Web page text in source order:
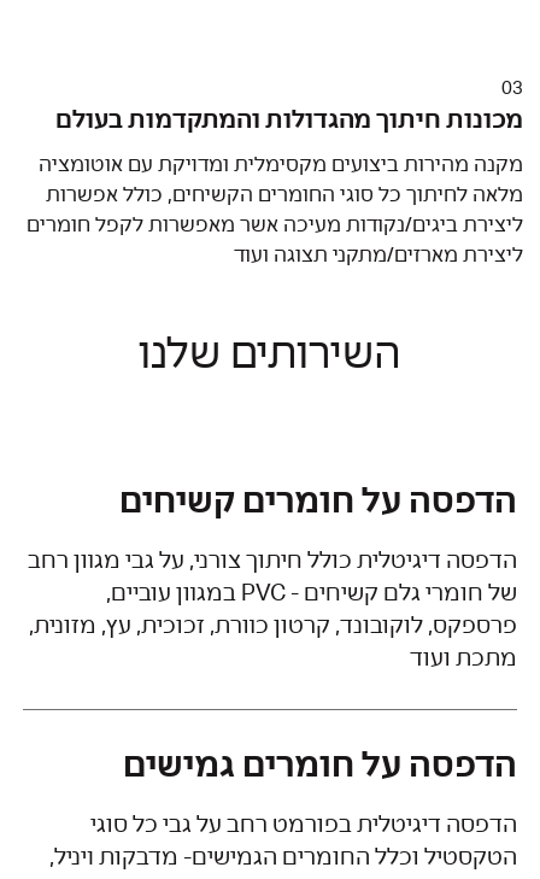
03
מכונות חיתוך מהגדולות והמתקדמות בעולם
מקנה מהירות ביצועים מקסימלית ומדויקת עם אוטומציה
מלאה לחיתוך כל סוגי החומרים הקשיחים, כולל אפשרות
ליצירת ביגים/נקודות מעיכה אשר מאפשרות לקפל חומרים
ליצירת מארזים/מתקני תצוגה ועוד
השירותים שלנו
הדפסה על חומרים קשיחים
הדפסה דיגיטלית כולל חיתוך צורני, על גבי מגוון רחב
של חומרי גלם קשיחים - PVC במגוון עוביים,
פרספקס, לוקובונד, קרטון כוורת, זכוכית, עץ, מזונית,
מתכת ועוד
הדפסה על חומרים גמישים
הדפסה דיגיטלית בפורמט רחב על גבי כל סוגי
הטקסטיל וכלל החומרים הגמישים- מדבקות ויניל,